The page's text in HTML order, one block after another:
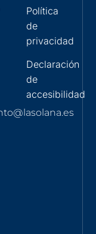
Política
de
privacidad
Declaración
de
accesibilidad